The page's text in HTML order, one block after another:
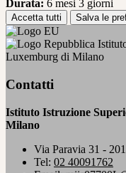
Durata: 6 mesi 3 giorni
Accetta tutti Salva le
Luxemburg di Milano
Contatti
Istituto Istruzione
Milano
Via Paravia 31 -
Tel: 02 40091762